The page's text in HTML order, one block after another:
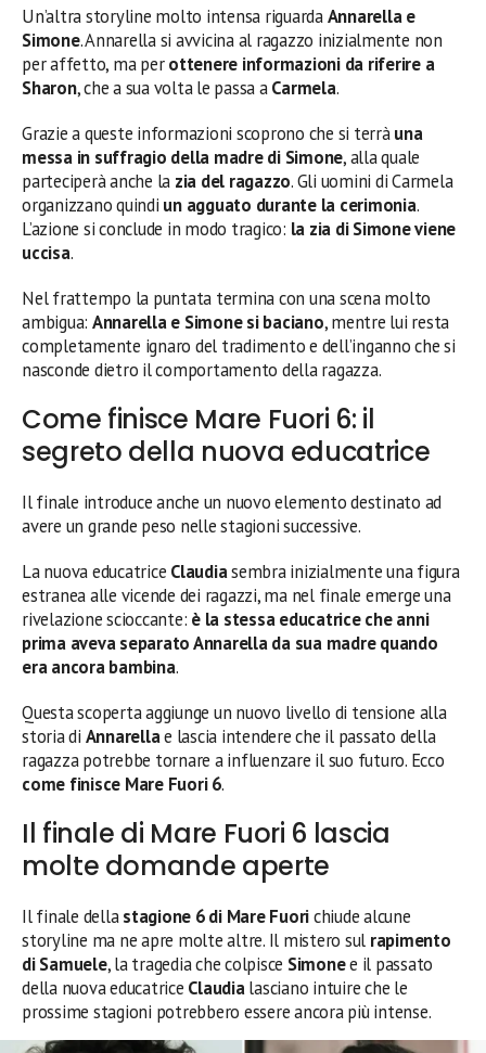
Un’altra storyline molto intensa riguardaAnnarella e
Simone. Annarella si avvicina al ragazzo inizialmente non
per affetto, ma perottenere informazioni da riferire a
Sharon, che a sua volta le passa aCarmela.
Grazie a queste informazioni scoprono che si terràuna
messa in suffragio della madre di Simone, alla quale
parteciperà anche la zia del ragazzo. Gli uomini di Carmela
organizzano quindi un agguato durante la cerimonia.
L’azione si conclude in modo tragico: la zia di Simone viene
uccisa.
Nel frattempo la puntata termina con una scena molto
ambigua: Annarella e Simone si baciano, mentre lui resta
completamente ignaro del tradimento e dell’inganno che si
nasconde dietro il comportamento della ragazza.
Come finisce Mare Fuori 6: il
segreto della nuova educatrice
Il finale introduce anche un nuovo elemento destinato ad
avere un grande peso nelle stagioni successive.
La nuova educatrice Claudiasembra inizialmente una figura
estranea alle vicende dei ragazzi, ma nel finale emerge una
rivelazione scioccante: è la stessa educatrice che anni
prima aveva separato Annarella da sua madre quando
era ancora bambina.
Questa scoperta aggiunge un nuovo livello di tensione alla
storia di Annarellae lascia intendere che il passato della
ragazza potrebbe tornare a influenzare il suo futuro. Ecco
come finisce Mare Fuori 6.
Il finale di Mare Fuori 6 lascia
molte domande aperte
Il finale dellastagione 6 di Mare Fuorichiude alcune
storyline ma ne apre molte altre. Il mistero sul rapimento
di Samuele, la tragedia che colpisce Simonee il passato
della nuova educatrice Claudialasciano intuire che le
prossime stagioni potrebbero essere ancora più intense.